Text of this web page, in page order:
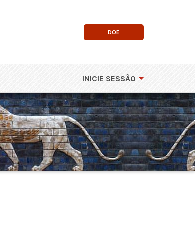
DOE
INICIE SESSÃO